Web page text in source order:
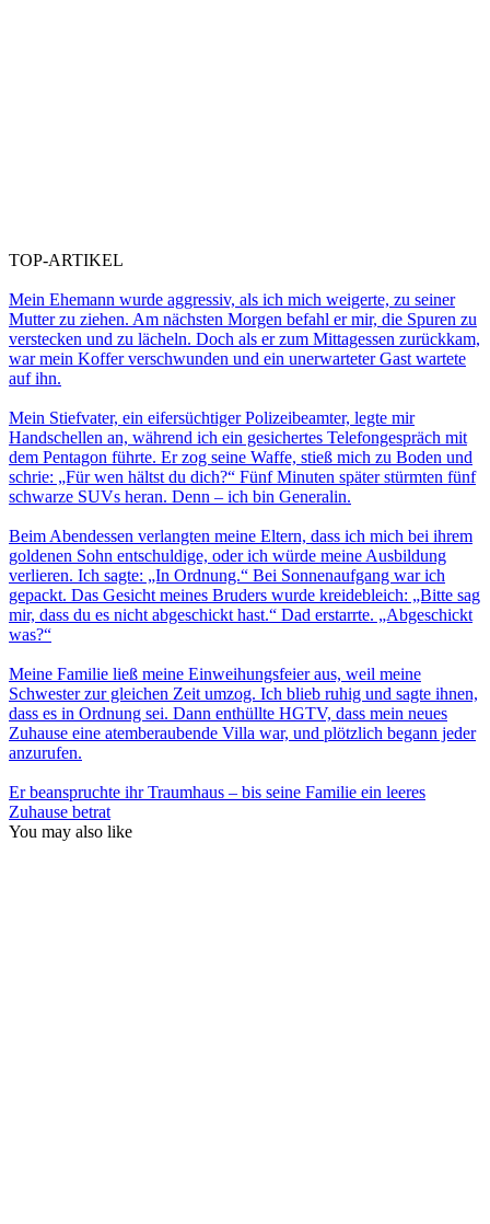
TOP-ARTIKEL
Mein Ehemann wurde aggressiv, als ich mich weigerte, zu seiner
Mutter zu ziehen. Am nächsten Morgen befahl er mir, die Spuren zu
verstecken und zu lächeln. Doch als er zum Mittagessen zurückkam,
war mein Koffer verschwunden und ein unerwarteter Gast wartete
auf ihn.
Mein Stiefvater, ein eifersüchtiger Polizeibeamter, legte mir
Handschellen an, während ich ein gesichertes Telefongespräch mit
dem Pentagon führte. Er zog seine Waffe, stieß mich zu Boden und
schrie: „Für wen hältst du dich?“ Fünf Minuten später stürmten fünf
schwarze SUVs heran. Denn – ich bin Generalin.
Beim Abendessen verlangten meine Eltern, dass ich mich bei ihrem
goldenen Sohn entschuldige, oder ich würde meine Ausbildung
verlieren. Ich sagte: „In Ordnung.“ Bei Sonnenaufgang war ich
gepackt. Das Gesicht meines Bruders wurde kreidebleich: „Bitte sag
mir, dass du es nicht abgeschickt hast.“ Dad erstarrte. „Abgeschickt
was?“
Meine Familie ließ meine Einweihungsfeier aus, weil meine
Schwester zur gleichen Zeit umzog. Ich blieb ruhig und sagte ihnen,
dass es in Ordnung sei. Dann enthüllte HGTV, dass mein neues
Zuhause eine atemberaubende Villa war, und plötzlich begann jeder
anzurufen.
Er beanspruchte ihr Traumhaus – bis seine Familie ein leeres
Zuhause betrat
You may also like